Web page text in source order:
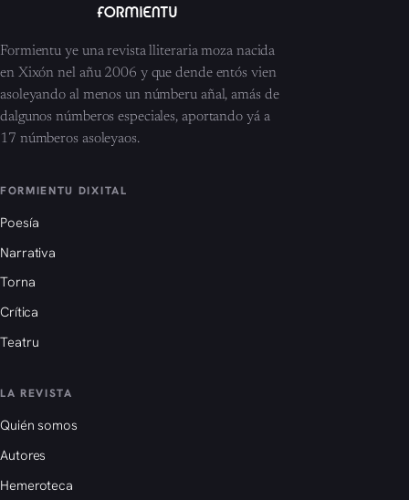
Formientu ye una revista lliteraria moza nacida
en Xixón nel añu 2006 y que dende entós vien
asoleyando al menos un númberu añal, amás de
dalgunos númberos especiales, aportando yá a
17 númberos asoleyaos.
FORMIENTU DIXITAL
Poesía
Narrativa
Torna
Crítica
Teatru
LA REVISTA
Quién somos
Autores
Hemeroteca